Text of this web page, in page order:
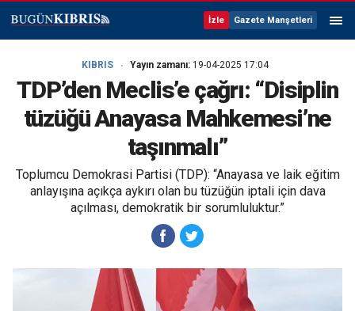
İzle Gazete Manşetleri
KIBRIS Yayın zamanı: 19-04-2025 17:04
TDP’den Meclis’e çağrı: “Disiplin
tüzüğü Anayasa Mahkemesi’ne
taşınmalı”
Toplumcu Demokrasi Partisi (TDP): “Anayasa ve laik eğitim
anlayışına açıkça aykırı olan bu tüzüğün iptali için dava
açılması, demokratik bir sorumluluktur.”